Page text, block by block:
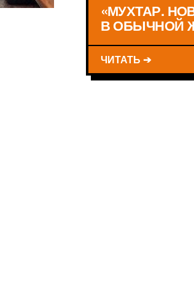
«МУХТАР.
В ОБЫЧНОЙ
ЧИТАТЬ ➔